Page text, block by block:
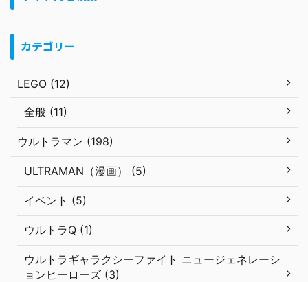
カテゴリー
LEGO (12)
全般 (11)
ウルトラマン (198)
ULTRAMAN（漫画） (5)
イベント (5)
ウルトラQ (1)
ウルトラギャラクシーファイト ニュージェネレーシ
ョンヒーローズ (3)